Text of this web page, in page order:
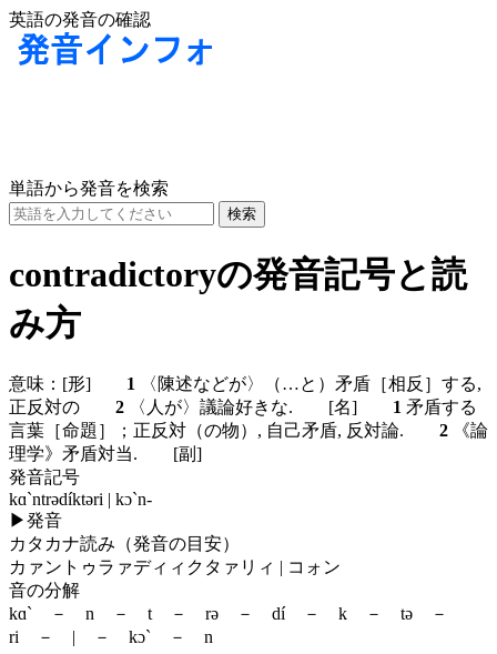
英語の発音の確認
単語から発音を検索
contradictoryの発音記号と読
み方
意味： [形] 1
〈陳述などが〉（…と）矛盾［相反］する,
正反対の 2 〈人が〉議論好きな. [名] 1 矛盾する
言葉［命題］；正反対（の物）, 自己矛盾, 反対論. 2 《論
理学》矛盾対当. [副]
発音記号
kɑ`ntrədíktəri | kɔ`n-
▶発音
カタカナ読み（発音の目安）
カァントゥラァディィクタァリィ | コォン
音の分解
kɑ` － n － t － rə － dí － k － tə －
ri － | － kɔ` － n